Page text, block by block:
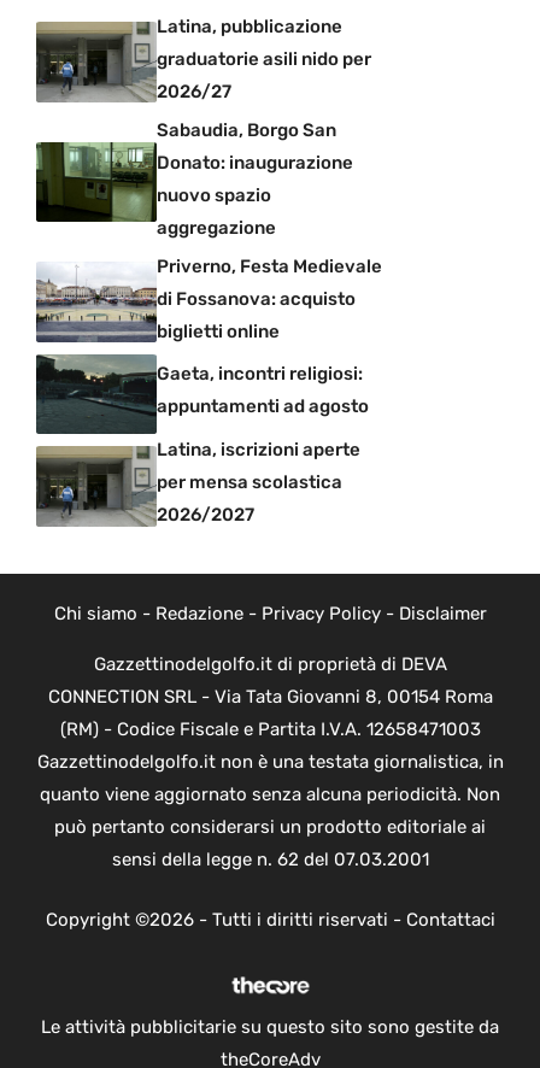
Latina, pubblicazione
graduatorie asili nido per
2026/27
Sabaudia, Borgo San
Donato: inaugurazione
nuovo spazio
aggregazione
Priverno, Festa Medievale
di Fossanova: acquisto
biglietti online
Gaeta, incontri religiosi:
appuntamenti ad agosto
Latina, iscrizioni aperte
per mensa scolastica
2026/2027
Chi siamo - Redazione- Privacy Policy- Disclaimer
Gazzettinodelgolfo.it di proprietà di DEVA
CONNECTION SRL - Via Tata Giovanni 8, 00154 Roma
(RM) - Codice Fiscale e Partita I.V.A. 12658471003
Gazzettinodelgolfo.it non è una testata giornalistica, in
quanto viene aggiornato senza alcuna periodicità. Non
può pertanto considerarsi un prodotto editoriale ai
sensi della legge n. 62 del 07.03.2001
Copyright ©2026 - Tutti i diritti riservati - Contattaci
Le attività pubblicitarie su questo sito sono gestite da
theCoreAdv